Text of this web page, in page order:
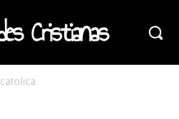
Cristianas